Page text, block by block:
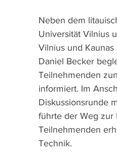
Neben dem
Universität Vilnius
Vilnius und
Daniel Becker
Teilnehmenden
informiert. Im
Diskussionsrunde
führte der Weg zur
Teilnehmenden
Technik.